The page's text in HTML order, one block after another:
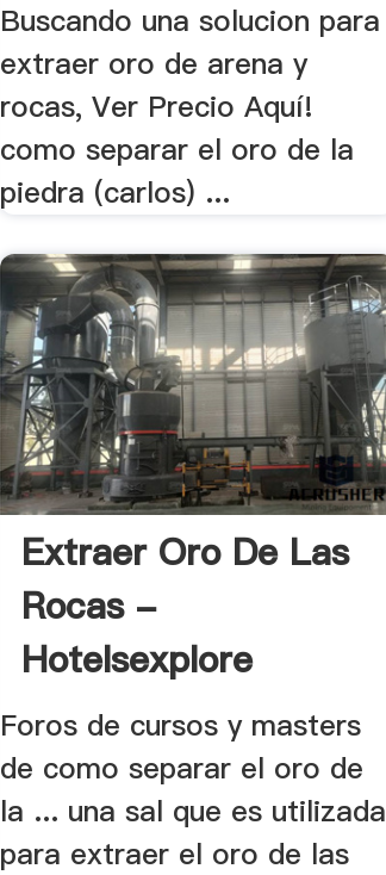
Buscando una solucion para
extraer oro de arena y
rocas, Ver Precio Aquí!
como separar el oro de la
piedra (carlos) ...
Extraer Oro De Las
Rocas -
Hotelsexplore
Foros de cursos y masters
de como separar el oro de
la ... una sal que es utilizada
para extraer el oro de las